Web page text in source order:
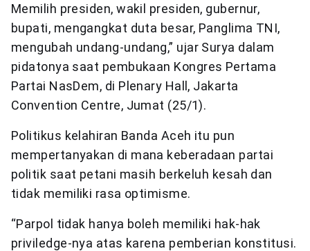
Memilih presiden, wakil presiden, gubernur,
bupati, mengangkat duta besar, Panglima TNI,
mengubah undang-undang,” ujar Surya dalam
pidatonya saat pembukaan Kongres Pertama
Partai NasDem, di Plenary Hall, Jakarta
Convention Centre, Jumat (25/1).
Politikus kelahiran Banda Aceh itu pun
mempertanyakan di mana keberadaan partai
politik saat petani masih berkeluh kesah dan
tidak memiliki rasa optimisme.
“Parpol tidak hanya boleh memiliki hak-hak
priviledge-nya atas karena pemberian konstitusi.